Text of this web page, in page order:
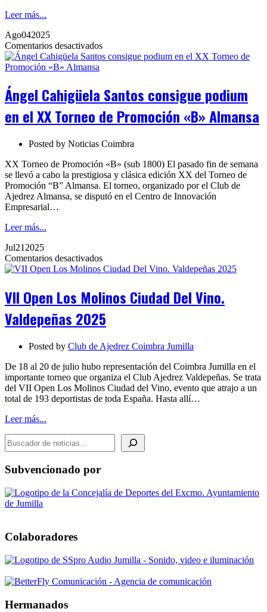
Leer más...
Ago042025
Comentarios desactivadosen
Ángel
consigue
podium
en
el
Torneo
Promoción
«B»
Almansa
Ángel Cahigüela Santos consigue podium
en el XX Torneo de Promoción «B» Almansa
Posted by Noticias Coimbra
XX Torneo de Promoción «B» (sub 1800) El pasado fin de semana
se llevó a cabo la prestigiosa y clásica edición XX del Torneo de
Promoción “B” Almansa. El torneo, organizado por el Club de
Ajedrez Almansa, se disputó en el Centro de Innovación
Empresarial…
Leer más...
Jul21 2025
Comentarios desactivadosen
VII
Molinos
Del
Valdepeñas
2025
VII Open Los Molinos Ciudad Del Vino.
Valdepeñas 2025
Posted by Club de Ajedrez Coimbra Jumilla
De 18 al 20 de julio hubo representación del Coimbra Jumilla en el
importante torneo que organiza el Club Ajedrez Valdepeñas. Se trata
del VII Open Los Molinos Ciudad del Vino, evento que atrajo a un
total de 193 deportistas de toda España. Hasta allí…
Leer más...
BUSCADOR DE NOTICIAS
Subvencionado por
Colaboradores
Hermanados